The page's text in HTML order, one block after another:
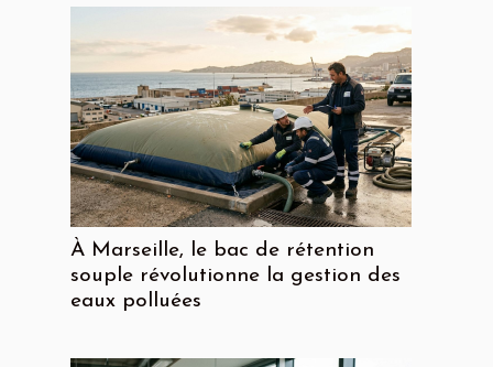
À Marseille, le bac de rétention
souple révolutionne la gestion des
eaux polluées